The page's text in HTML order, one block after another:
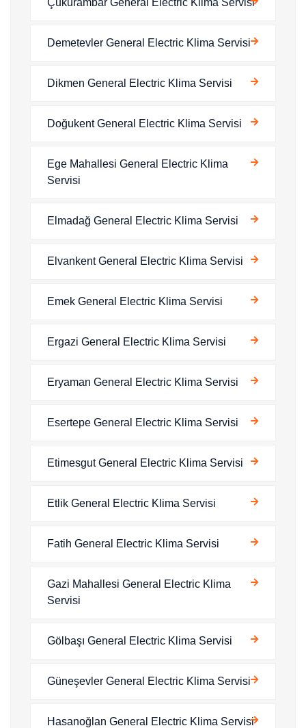
Demetevler General Electric Klima Servisi
Dikmen General Electric Klima Servisi
Doğukent General Electric Klima Servisi
Ege Mahallesi General Electric Klima
Servisi
Elmadağ General Electric Klima Servisi
Elvankent General Electric Klima Servisi
Emek General Electric Klima Servisi
Ergazi General Electric Klima Servisi
Eryaman General Electric Klima Servisi
Esertepe General Electric Klima Servisi
Etimesgut General Electric Klima Servisi
Etlik General Electric Klima Servisi
Fatih General Electric Klima Servisi
Gazi Mahallesi General Electric Klima
Servisi
Gölbaşı General Electric Klima Servisi
Güneşevler General Electric Klima Servisi
Hasanoğlan General Electric Klima Servisi